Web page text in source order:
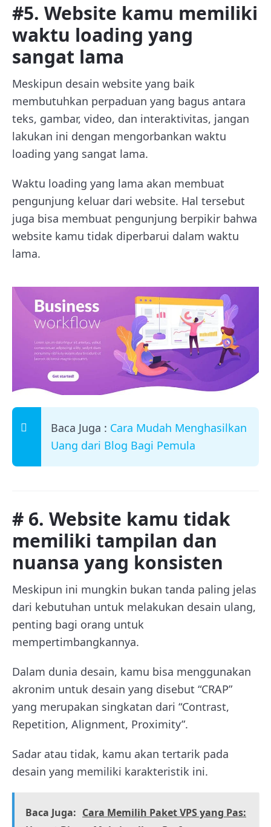
#5. Website kamu memiliki
waktu loading yang
sangat lama
Meskipun desain website yang baik
membutuhkan perpaduan yang bagus antara
teks, gambar, video, dan interaktivitas, jangan
lakukan ini dengan mengorbankan waktu
loading yang sangat lama.
Waktu loading yang lama akan membuat
pengunjung keluar dari website. Hal tersebut
juga bisa membuat pengunjung berpikir bahwa
website kamu tidak diperbarui dalam waktu
lama.
Baca Juga : Cara Mudah Menghasilkan
Uang dari Blog Bagi Pemula
# 6. Website kamu tidak
memiliki tampilan dan
nuansa yang konsisten
Meskipun ini mungkin bukan tanda paling jelas
dari kebutuhan untuk melakukan desain ulang,
penting bagi orang untuk
mempertimbangkannya.
Dalam dunia desain, kamu bisa menggunakan
akronim untuk desain yang disebut “CRAP”
yang merupakan singkatan dari “Contrast,
Repetition, Alignment, Proximity”.
Sadar atau tidak, kamu akan tertarik pada
desain yang memiliki karakteristik ini.
Baca Juga: Cara Memilih Paket VPS yang Pas: